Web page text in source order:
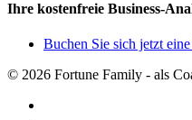
Ihre kostenfreie Business-
Buchen Sie sich jetzt
© 2026 Fortune Family - als